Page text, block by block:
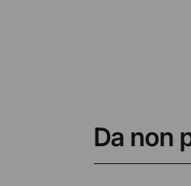
Da non